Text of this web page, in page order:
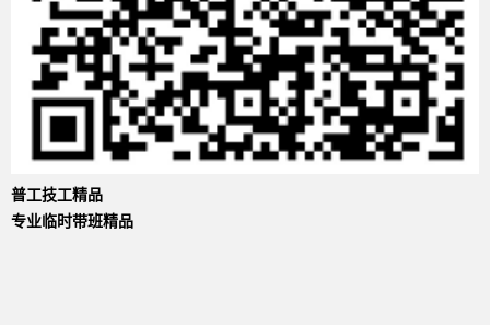
普工技工精品
专业临时带班精品